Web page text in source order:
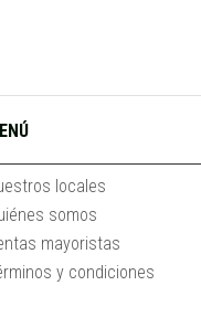
locales
somos
mayoristas
y condiciones